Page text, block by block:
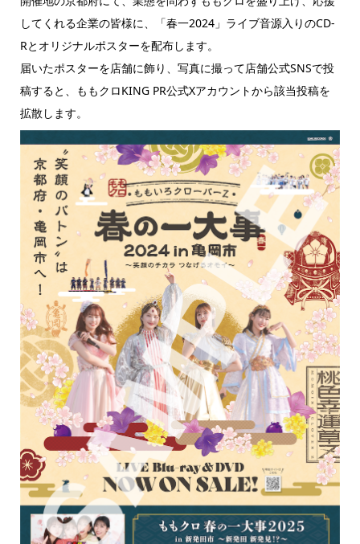
してくれる企業の皆様に、「春一2024」ライブ音源入りのCD-
Rとオリジナルポスターを配布します。
届いたポスターを店舗に飾り、写真に撮って店舗公式SNSで投
稿すると、ももクロKING PR公式Xアカウントから該当投稿を
拡散します。